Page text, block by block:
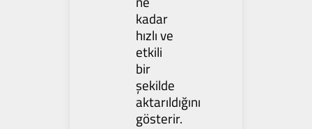
kadar
hızlı ve
etkili
bir
şekilde
aktarıldığını
gösterir.